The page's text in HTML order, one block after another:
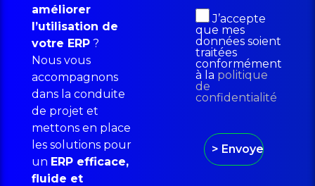
améliorer
l’utilisation de
votre ERP?
Nous vous
accompagnons
dans la conduite
de projet et
mettons en place
les solutions pour
un ERP efficace,
fluide et
J’accepte
que mes
données soient
traitées
conformément
à la politique
de
confidentialité